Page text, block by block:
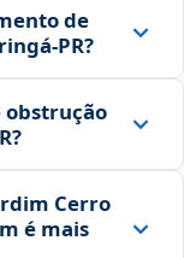
de
obstrução
Cerro
é mais